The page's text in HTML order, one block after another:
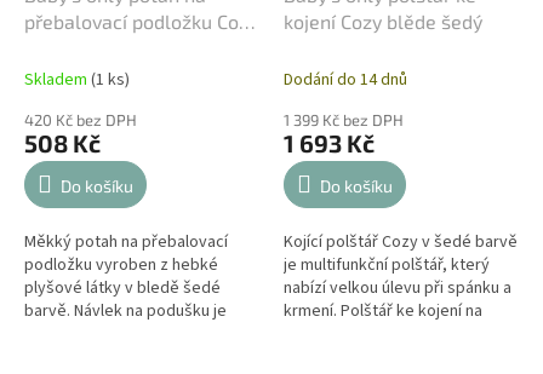
přebalovací podložku Cozy
Skladem (1 ks)
420 Kč bez DPH
508 Kč
Do košíku
Měkký potah na přebalovací
podložku vyroben z hebké
plyšové látky v bledě šedé
barvě. Návlek na podušku je
kojení Cozy blěde šedý
Dodání do 14 dnů
1 399 Kč bez DPH
1 693 Kč
Do košíku
Kojící polštář Cozy v šedé barvě
je multifunkční polštář, který
nabízí velkou úlevu při spánku a
krmení. Polštář ke kojení na